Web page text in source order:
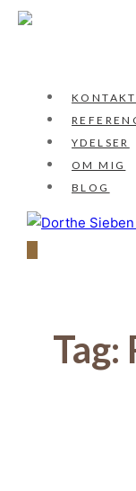
KONTAKT
YDELSER
OM MIG
BLOG
Tag: